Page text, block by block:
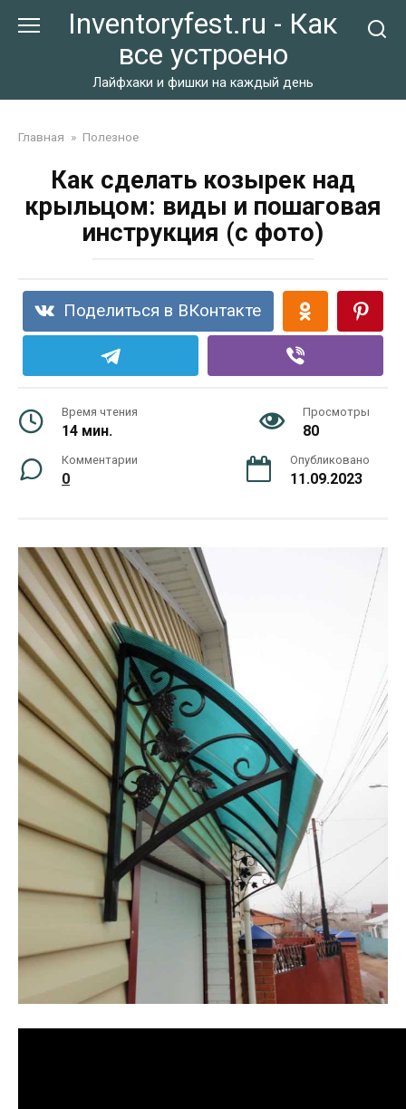
Inventoryfest.ru - Как
все устроено
Лайфхаки и фишки на каждый день
Главная » Полезное
Как сделать козырек над
крыльцом: виды и пошаговая
инструкция (с фото)
Поделиться в ВКонтакте
Время чтения
14 мин.
Просмотры
80
Комментарии
0
Опубликовано
11.09.2023